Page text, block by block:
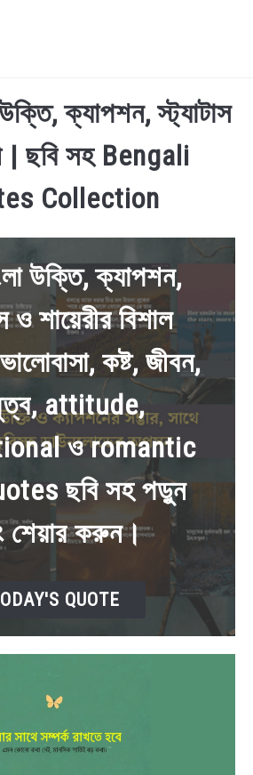
ক্যাপশন, স্ট্যাটাস
| ছবি সহ Bengali
Collection
উক্তি, ক্যাপশন,
ও শায়েরীর বিশাল
কষ্ট, জীবন,
attitude,
ও romantic
ছবি সহ পড়ুন
শেয়ার করুন।
QUOTE